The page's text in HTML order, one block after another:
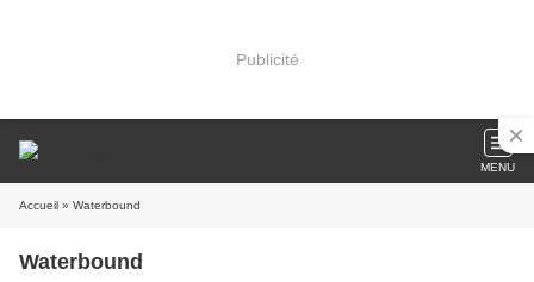
Publicité
MENU
Accueil » Waterbound
Waterbound